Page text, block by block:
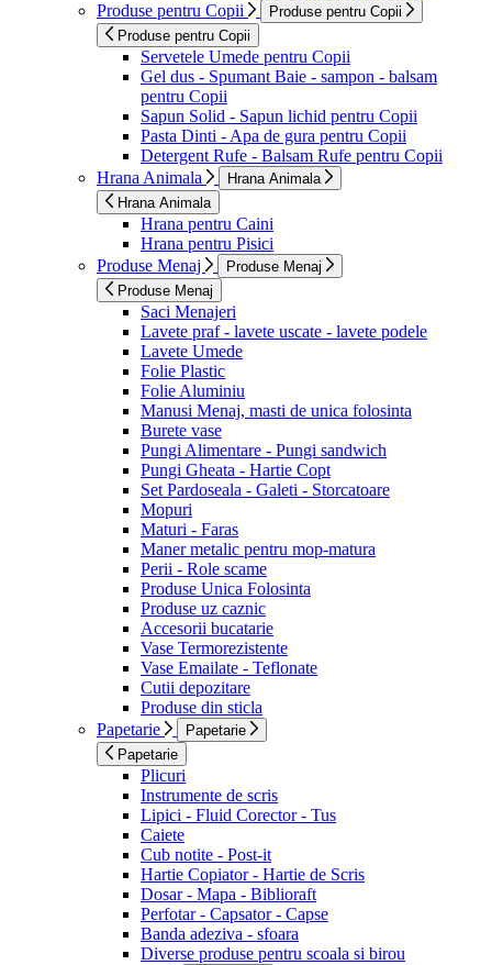
Produse pentru Copii
Produse pentru Copii
Produse pentru Copii
Servetele Umede pentru Copii
Gel dus - Spumant Baie - sampon - balsam
pentru Copii
Sapun Solid - Sapun lichid pentru Copii
Pasta Dinti - Apa de gura pentru Copii
Detergent Rufe - Balsam Rufe pentru Copii
Hrana Animala
Hrana Animala
Hrana Animala
Hrana pentru Caini
Hrana pentru Pisici
Produse Menaj
Produse Menaj
Produse Menaj
Saci Menajeri
Lavete praf - lavete uscate - lavete podele
Lavete Umede
Folie Plastic
Folie Aluminiu
Manusi Menaj, masti de unica folosinta
Burete vase
Pungi Alimentare - Pungi sandwich
Pungi Gheata - Hartie Copt
Set Pardoseala - Galeti - Storcatoare
Mopuri
Maturi - Faras
Maner metalic pentru mop-matura
Perii - Role scame
Produse Unica Folosinta
Produse uz caznic
Accesorii bucatarie
Vase Termorezistente
Vase Emailate - Teflonate
Cutii depozitare
Produse din sticla
Papetarie
Papetarie
Papetarie
Plicuri
Instrumente de scris
Lipici - Fluid Corector - Tus
Caiete
Cub notite - Post-it
Hartie Copiator - Hartie de Scris
Dosar - Mapa - Biblioraft
Perfotar - Capsator - Capse
Banda adeziva - sfoara
Diverse produse pentru scoala si birou